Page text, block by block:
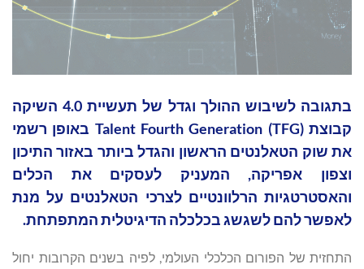
בתגובה לשיבוש ההולך וגדל של תעשיית 4.0 השיקה
קבוצת Talent Fourth Generation (TFG) באופן רשמי
את שוק הטאלנטים הראשון והגדל ביותר באזור התיכון
וצפון אפריקה, המעניק לעסקים את הכלים
והאסטרטגיות הרלוונטיים לצרכי הטאלנטים על מנת
לאפשר להם לשגשג בכלכלה הדיגיטלית המתפתחת.
התחזית של הפורום הכלכלי העולמי, לפיה בשנים הקרובות יחול